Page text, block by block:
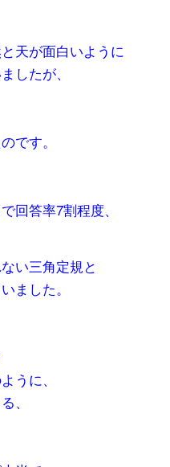
天が面白いように
したが、
です。
回答率7割程度、
い三角定規と
ました。
うに、
、